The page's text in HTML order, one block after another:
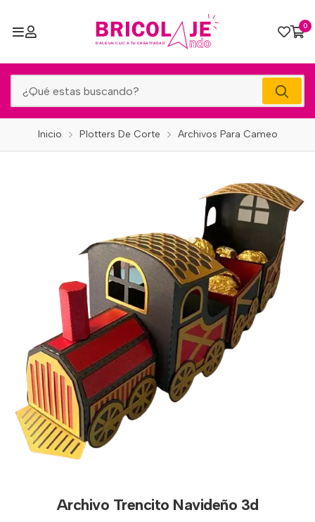
0
Inicio Plotters De Corte Archivos Para Cameo
Archivo Trencito Navideño 3d